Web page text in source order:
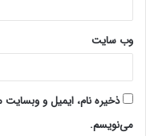
وب‌ سایت
ذخیره نام، ایمیل و وبسایت
می‌نویسم.